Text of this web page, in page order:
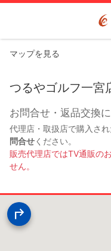
マップを見る
つるやゴルフ一宮
お問合せ・返品交換
代理店・取扱店で購入さ
問合せください。
販売代理店ではTV通販の
せん。